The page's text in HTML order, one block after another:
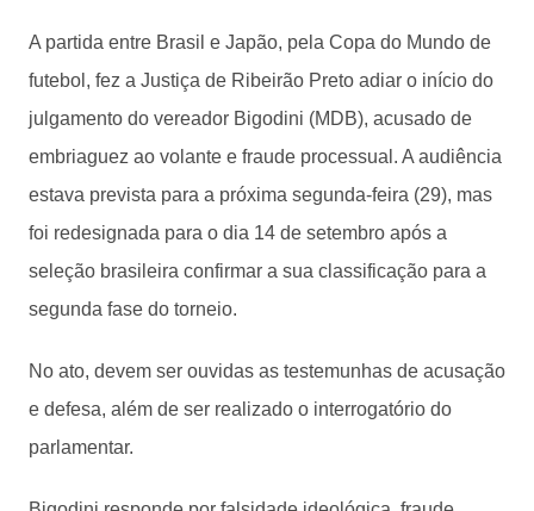
A partida entre Brasil e Japão, pela Copa do Mundo de
futebol, fez a Justiça de Ribeirão Preto adiar o início do
julgamento do vereador Bigodini (MDB), acusado de
embriaguez ao volante e fraude processual. A audiência
estava prevista para a próxima segunda-feira (29), mas
foi redesignada para o dia 14 de setembro após a
seleção brasileira confirmar a sua classificação para a
segunda fase do torneio.
No ato, devem ser ouvidas as testemunhas de acusação
e defesa, além de ser realizado o interrogatório do
parlamentar.